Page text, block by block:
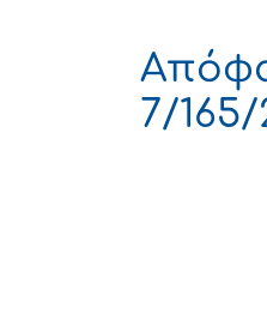
7/165/